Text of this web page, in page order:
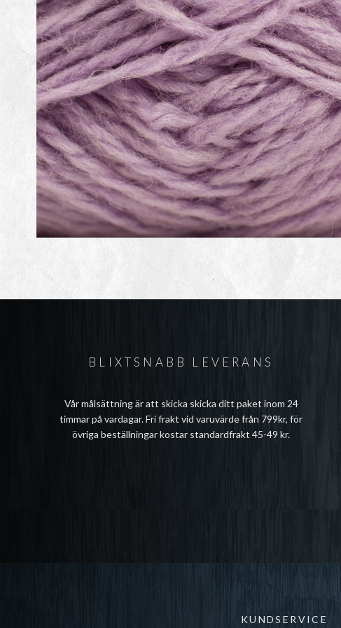
BLIXTSNABB LEVERANS
Vår målsättning är att skicka skicka ditt paket inom 24
timmar på vardagar. Fri frakt vid varuvärde från 799kr, för
övriga beställningar kostar standardfrakt 45-49 kr.
KUNDSERVICE